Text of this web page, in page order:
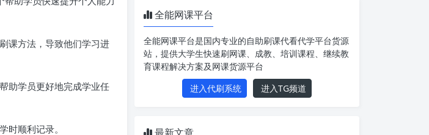
课方法，导致他们学习进
助学员更好地完成学业任
时顺利记录。
全能网课平台
全能网课平台是国内专业的自助刷课代看代学平台货源
站，提供大学生快速刷网课、成教、培训课程、继续教
育课程解决方案及网课货源平台
进入代刷系统
进入TG频道